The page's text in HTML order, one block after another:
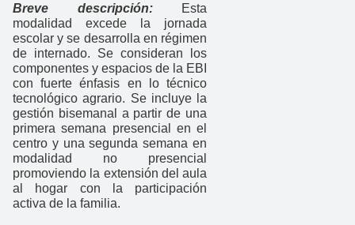
Breve descripción:
Esta
modalidad excede la jornada
escolar y se desarrolla en régimen
de internado. Se consideran los
componentes y espacios de la EBI
con fuerte énfasis en lo técnico
tecnológico agrario. Se incluye la
gestión bisemanal a partir de una
primera semana presencial en el
centro y una segunda semana en
modalidad no presencial
promoviendo la extensión del aula
al hogar con la participación
activa de la familia.